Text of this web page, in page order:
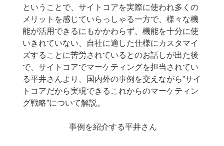
ということで、サイトコアを実際に使われ多くの
メリットを感じていらっしゃる一方で、様々な機
能が活用できるにもかかわらず、機能を十分に使
いきれていない、自社に適した仕様にカスタマイ
ズすることに苦労されているとのお話しが出た後
で、サイトコアでマーケティングを担当されてい
る平井さんより、国内外の事例を交えながら”サイ
トコアだから実現できるこれからのマーケティン
グ戦略”について解説。
事例を紹介する平井さん